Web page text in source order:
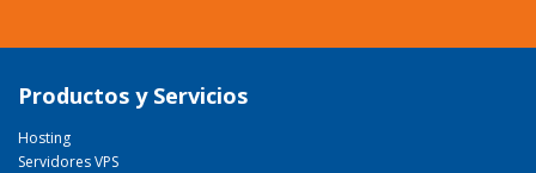
Productos y Servicios
Hosting
Servidores VPS